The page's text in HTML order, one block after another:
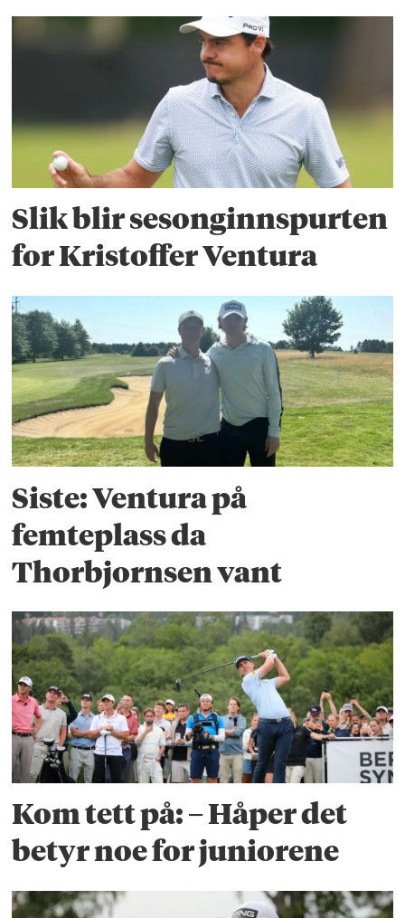
Slik blir sesonginnspurten
for Kristoffer Ventura
Siste: Ventura på
femteplass da
Thorbjornsen vant
Kom tett på: – Håper det
betyr noe for juniorene